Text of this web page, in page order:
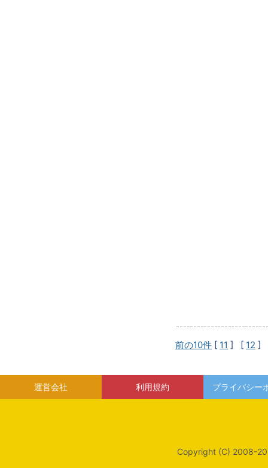
前の10件 [ 11 ] [ 12 ]
運営会社 利用規約 プライバシー
Copyright (C) 2008-